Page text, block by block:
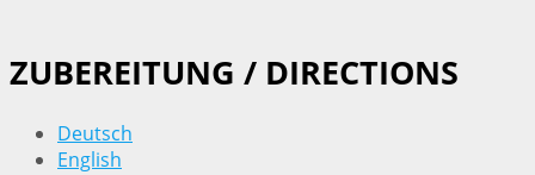
ZUBEREITUNG / DIRECTIONS
Deutsch
English